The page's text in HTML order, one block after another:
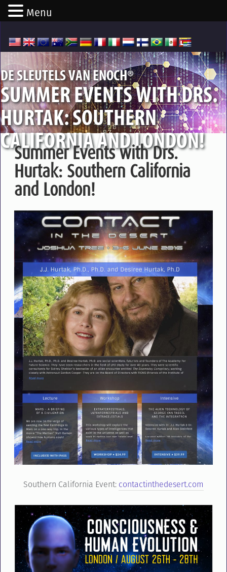
DE SLEUTELS VAN ENOCH®
SUMMER EVENTS WITH DRS.
HURTAK: SOUTHERN
CALIFORNIA AND LONDON!
Summer Events with Drs.
Hurtak: Southern California
and London!
Southern California Event: contactinthedesert.com
Menu